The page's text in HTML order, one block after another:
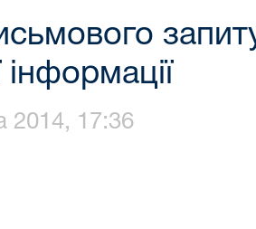
інформації
2014, 17:36